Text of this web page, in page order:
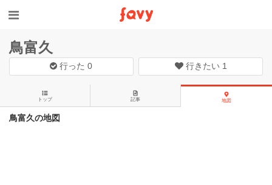
鳥富久
行った0 行きたい 1
トップ 記事 地図
鳥富久の地図